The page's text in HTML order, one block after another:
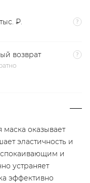
₽.
возврат
маска оказывает
эластичность и
и
устраняет
эффективно